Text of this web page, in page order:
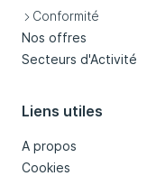
Conformité
Nos offres
Secteurs d'Activité
Liens utiles
A propos
Cookies